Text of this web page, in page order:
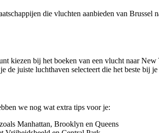
die vluchten aanbieden van
kiezen bij het boeken van een vlucht naar
juiste luchthaven selecteert die het beste bij je
we nog wat extra tips voor je:
Manhattan, Brooklyn en Queens